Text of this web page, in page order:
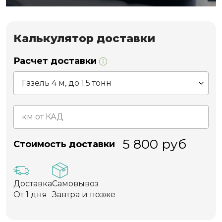
Калькулятор доставки
Расчет доставки
Стоимость доставки 5 800 руб
Доставка
От 1 дня
Самовывоз
Завтра и позже